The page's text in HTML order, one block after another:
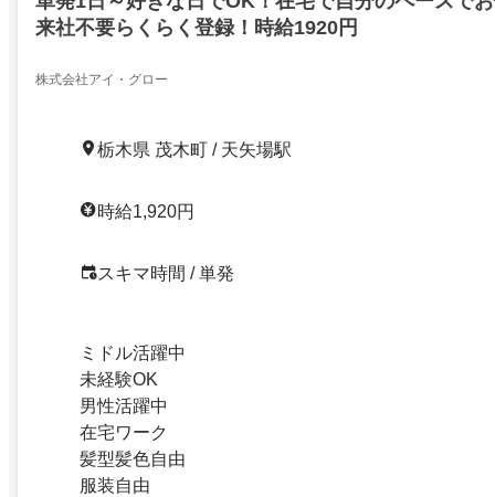
来社不要らくらく登録！時給1920円
株式会社アイ・グロー
栃木県 茂木町 / 天矢場駅
時給1,920円
スキマ時間 / 単発
ミドル活躍中
未経験OK
男性活躍中
在宅ワーク
髪型髪色自由
服装自由